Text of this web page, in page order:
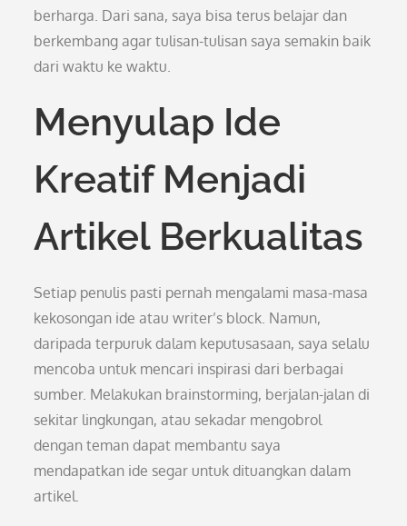
berharga. Dari sana, saya bisa terus belajar dan
berkembang agar tulisan-tulisan saya semakin baik
dari waktu ke waktu.
Menyulap Ide
Kreatif Menjadi
Artikel Berkualitas
Setiap penulis pasti pernah mengalami masa-masa
kekosongan ide atau writer’s block. Namun,
daripada terpuruk dalam keputusasaan, saya selalu
mencoba untuk mencari inspirasi dari berbagai
sumber. Melakukan brainstorming, berjalan-jalan di
sekitar lingkungan, atau sekadar mengobrol
dengan teman dapat membantu saya
mendapatkan ide segar untuk dituangkan dalam
artikel.